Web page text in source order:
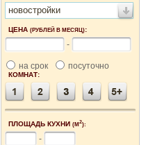
новостройки
ЦЕНА (РУБЛЕЙ В МЕСЯЦ):
-
на срок посуточно
КОМНАТ:
ПЛОЩАДЬ КУХНИ (М2):
-